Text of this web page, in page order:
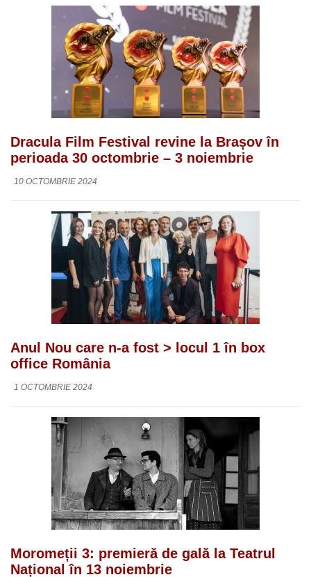
Dracula Film Festival revine la Brașov în
perioada 30 octombrie – 3 noiembrie
10 OCTOMBRIE 2024
Anul Nou care n-a fost > locul 1 în box
office România
1 OCTOMBRIE 2024
Moromeții 3: premieră de gală la Teatrul
Național în 13 noiembrie